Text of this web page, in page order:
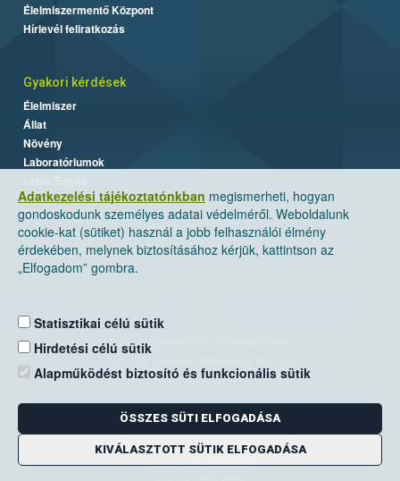
Adatkezelési tájékoztatónkban megismerheti, hogyan
gondoskodunk személyes adatai védelméről. Weboldalunk
cookie-kat (sütiket) használ a jobb felhasználói élmény
érdekében, melynek biztosításához kérjük, kattintson az
„Elfogadom” gombra.
Statisztikai célú sütik
Hirdetési célú sütik
Alapműködést biztosító és funkcionális sütik
ÖSSZES SÜTI ELFOGADÁSA
KIVÁLASZTOTT SÜTIK ELFOGADÁSA
Élelmiszermentő Központ
Hírlevél feliratkozás
Gyakori kérdések
Élelmiszer
Állat
Növény
Laboratóriumok
Nemzeti Élelmiszerlánc-biztonsági Hivatal
Levelezési cím: 1525 Budapest. Pf. 30.
E-mail:ugyfelszolgalat@nebih.gov.hu
Zöld szám: 06-80/263-244
Telefon: 06-1/ 336-9000